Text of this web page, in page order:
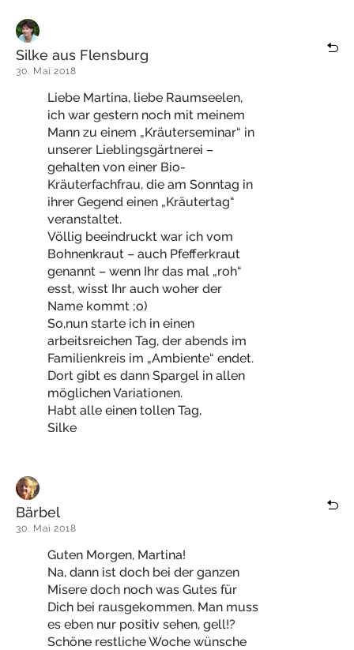
Silke aus Flensburg
30. Mai 2018
Liebe Martina, liebe Raumseelen,
ich war gestern noch mit meinem
Mann zu einem „Kräuterseminar“ in
unserer Lieblingsgärtnerei –
gehalten von einer Bio-
Kräuterfachfrau, die am Sonntag in
ihrer Gegend einen „Kräutertag“
veranstaltet.
Völlig beeindruckt war ich vom
Bohnenkraut – auch Pfefferkraut
genannt – wenn Ihr das mal „roh“
esst, wisst Ihr auch woher der
Name kommt ;o)
So,nun starte ich in einen
arbeitsreichen Tag, der abends im
Familienkreis im „Ambiente“ endet.
Dort gibt es dann Spargel in allen
möglichen Variationen.
Habt alle einen tollen Tag,
Silke
Bärbel
30. Mai 2018
Guten Morgen, Martina!
Na, dann ist doch bei der ganzen
Misere doch noch was Gutes für
Dich bei rausgekommen. Man muss
es eben nur positiv sehen, gell!?
Schöne restliche Woche wünsche